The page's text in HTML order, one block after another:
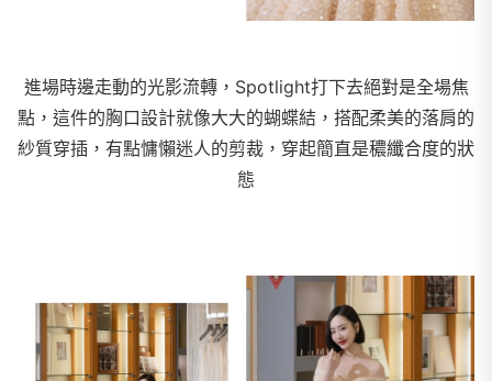
進場時邊走動的光影流轉，Spotlight打下去絕對是全場焦
點，這件的胸口設計就像大大的蝴蝶結，搭配柔美的落肩的
紗質穿插，有點慵懶迷人的剪裁，穿起簡直是穠纖合度的狀
態